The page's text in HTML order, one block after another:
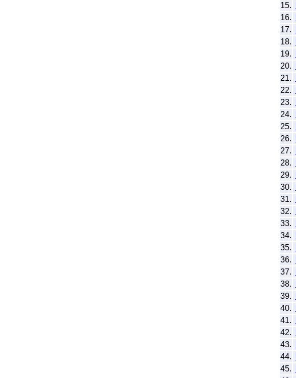
15.
16.
17.
18.
19.
20.
21.
22.
23.
24.
25.
26.
27.
28.
29.
30.
31.
32.
33.
34.
35.
36.
37.
38.
39.
40.
41.
42.
43.
44.
45.